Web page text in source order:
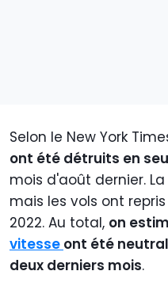
Selon le New York
ont été détruits en
mois d'août dernier.
mais les vols ont
2022. Au total, on
vitesse ont été
deux derniers mois.